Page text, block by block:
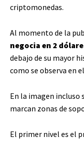
criptomonedas.
Al momento de la
negocia en 2
debajo de su mayor
como se observa en
En la imagen incluso
marcan zonas de
El primer nivel es el